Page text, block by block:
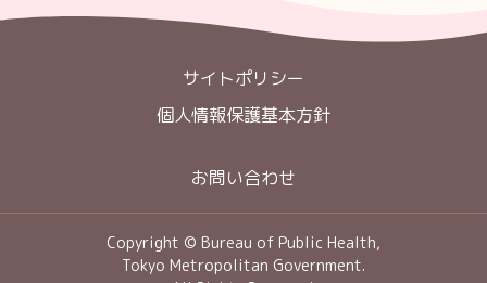
サイトポリシー
個人情報保護基本方針
お問い合わせ
Copyright © Bureau of Public Health,
Tokyo Metropolitan Government.